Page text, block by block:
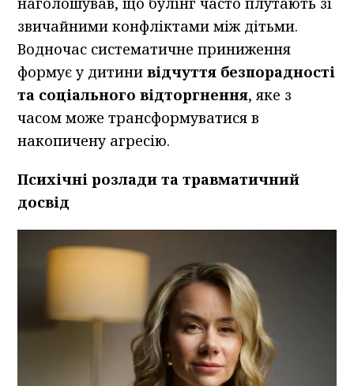
звичайними конфліктами між дітьми.
Водночас систематичне приниження
формує у дитинивідчуття безпорадності
та соціального відторгнення, яке з
часом може трансформуватися в
накопичену агресію.
Психічні розлади та травматичний
досвід